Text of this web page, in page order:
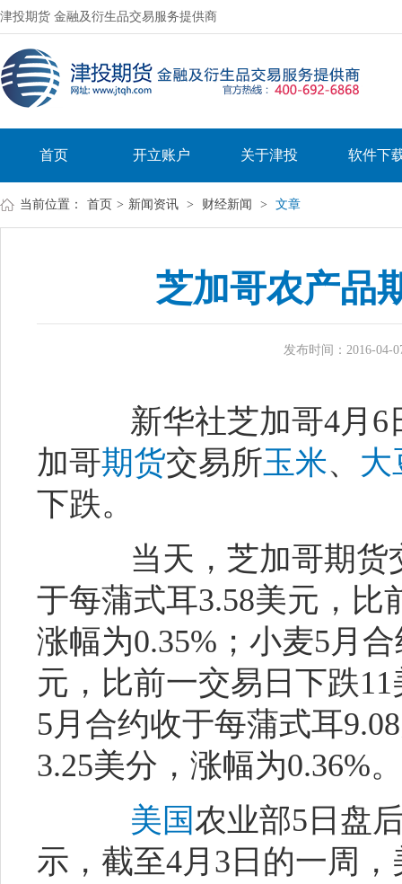
津投期货 金融及衍生品交易服务提供商
首页 开立账户 关于津投 软件下
当前位置： 首页 > 新闻资讯 > 财经新闻 > 文章
芝加哥农产品
发布时间：2016-04-
新华社芝加哥4月6
加哥期货交易所玉米、 大
下跌。
当天，芝加哥期货
于每蒲式耳3.58美元，比
涨幅为0.35%；小麦5月
元，比前一交易日下跌
5月合约收于每蒲式耳
3.25美分，涨幅为0.36%。
美国农业部5日盘
示，截至4月3日的一周